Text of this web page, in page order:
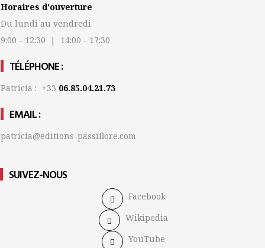
Horaires d'ouverture
Du lundi au vendredi
9:00 - 12:30 | 14:00 - 17:30
TÉLÉPHONE :
Patricia : +33 06.85.04.21.73
EMAIL :
patricia@editions-passiflore.com
SUIVEZ-NOUS
Facebook
Wikipedia
YouTube